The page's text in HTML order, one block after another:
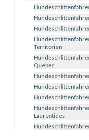
Territorien
Quebec
Laurentides